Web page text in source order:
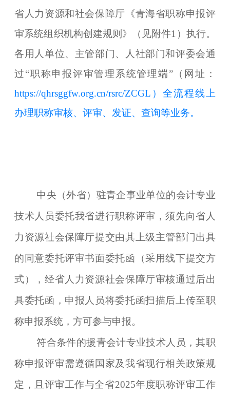
省人力资源和社会保障厅《青海省职称申报评
审系统组织机构创建规则》（见附件1）执行。
各用人单位、主管部门、人社部门和评委会通
过“职称申报评审管理系统管理端”（网址：
https://qhrsggfw.org.cn/rsrc/ZCGL）全流程线上
办理职称审核、评审、发证、查询等业务。
中央（外省）驻青企事业单位的会计专业
技术人员委托我省进行职称评审，须先向省人
力资源社会保障厅提交由其上级主管部门出具
的同意委托评审书面委托函（采用线下提交方
式），经省人力资源社会保障厅审核通过后出
具委托函，申报人员将委托函扫描后上传至职
称申报系统，方可参与申报。
符合条件的援青会计专业技术人员，其职
称申报评审需遵循国家及我省现行相关政策规
定，且评审工作与全省2025年度职称评审工作